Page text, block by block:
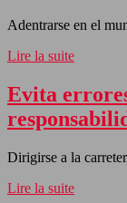
Adentrarse en el
Lire la suite
Evita
Dirigirse a la
Lire la suite